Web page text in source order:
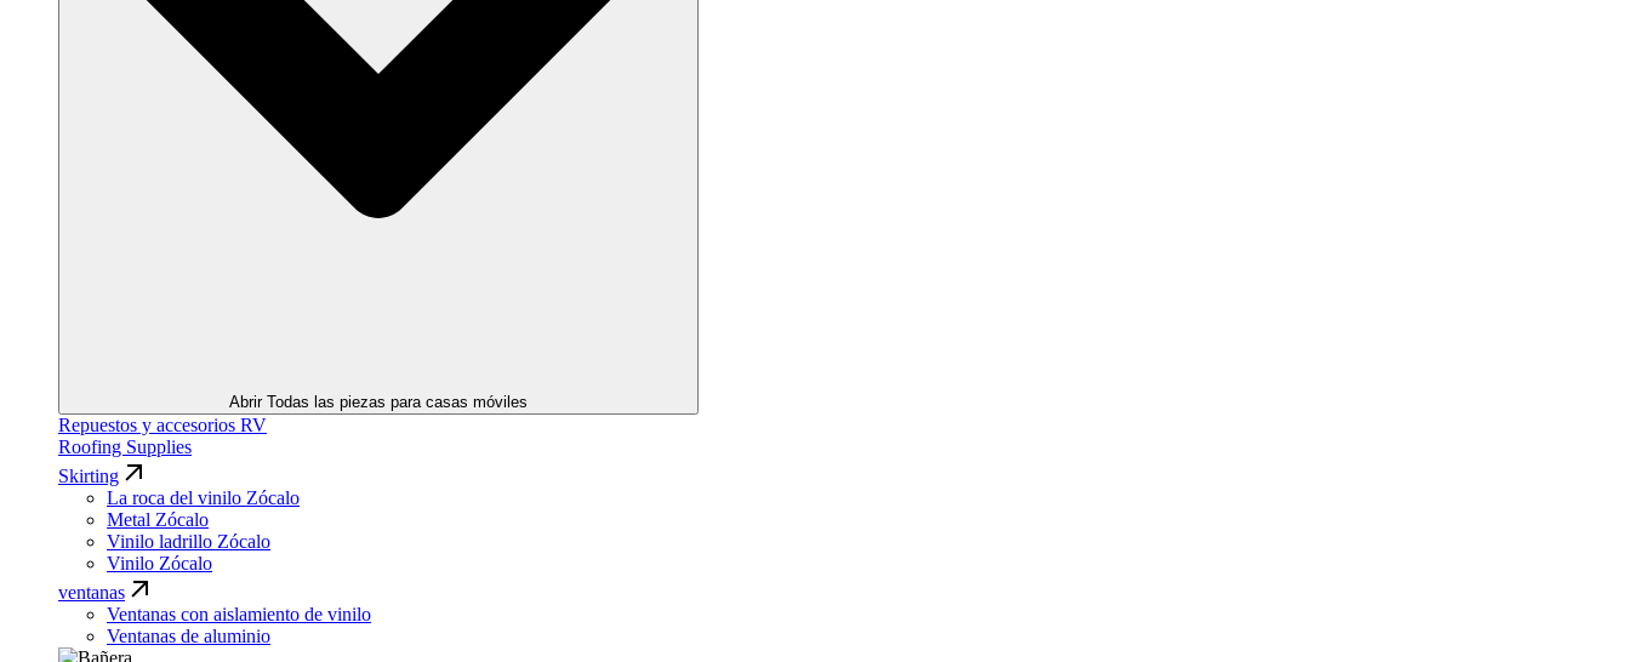
Abrir Todas las piezas para casas móviles
Repuestos y accesorios RV
Roofing Supplies
Skirting
La roca del vinilo Zócalo
Metal Zócalo
Vinilo ladrillo Zócalo
Vinilo Zócalo
ventanas
Ventanas con aislamiento de vinilo
Ventanas de aluminio